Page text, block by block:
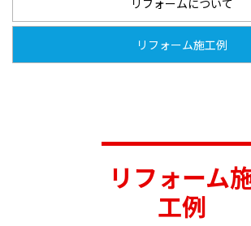
リフォーム施工例
リフォーム
工例